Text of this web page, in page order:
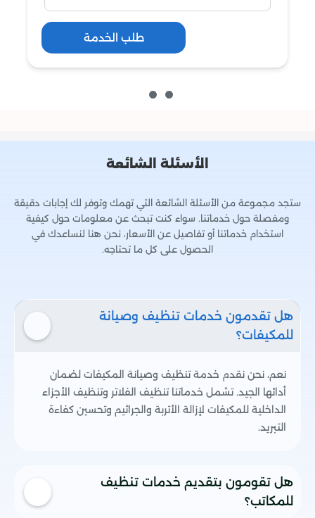
طلب الخدمة
الأسئلة الشائعة
ستجد مجموعة من الأسئلة الشائعة التي تهمك وتوفر لك إجابات دقيقة
ومفصلة حول خدماتنا. سواء كنت تبحث عن معلومات حول كيفية
استخدام خدماتنا أو تفاصيل عن الأسعار، نحن هنا لنساعدك في
الحصول على كل ما تحتاجه.
هل تقدمون خدمات تنظيف وصيانة
للمكيفات؟
نعم، نحن نقدم خدمة تنظيف وصيانة المكيفات لضمان
أدائها الجيد. تشمل خدماتنا تنظيف الفلاتر وتنظيف الأجزاء
الداخلية للمكيفات لإزالة الأتربة والجراثيم وتحسين كفاءة
التبريد.
هل تقومون بتقديم خدمات تنظيف
للمكاتب؟